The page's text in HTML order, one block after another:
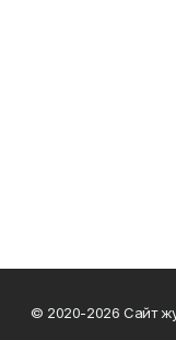
© 2020-2026 Сайт